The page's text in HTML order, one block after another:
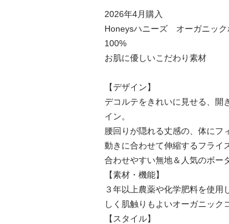
2026年4月購入
Honeysハニーズ　オーガニッ
100%
お肌に優しいこだわり素材
【デザイン】
デコルテをきれいに見せる、開
イン。
腰回りが隠れる丈感の、体にフ
動きに合わせて伸縮するフライ
合わせやすい無地＆人気のボー
【素材・機能】
３年以上農薬や化学肥料を使用
しく肌触りもよいオーガニック
【スタイル】